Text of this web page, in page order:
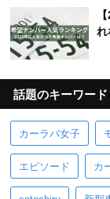
れ
話題のキーワード
カーラバ女子
エピソード カ